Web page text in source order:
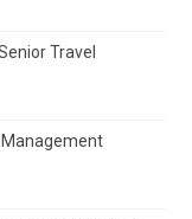
Travel
Management